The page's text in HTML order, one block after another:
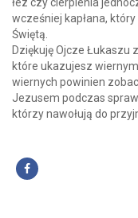
wcześniej kapłana,
Świętą.
Dziękuję Ojcze Łukaszu
które ukazujesz
wiernych powinien
Jezusem podczas
którzy nawołują do